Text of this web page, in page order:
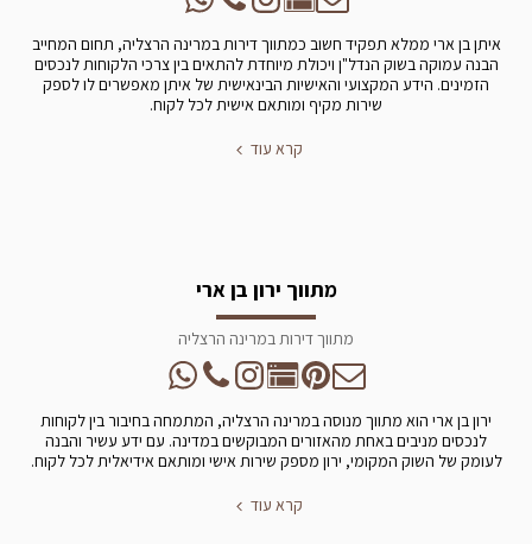
איתן בן ארי ממלא תפקיד חשוב כמתווך דירות במרינה הרצליה, תחום המחייב
הבנה עמוקה בשוק הנדל"ן ויכולת מיוחדת להתאים בין צרכי הלקוחות לנכסים
הזמינים. הידע המקצועי והאישיות הבינאישית של איתן מאפשרים לו לספק
שירות מקיף ומותאם אישית לכל לקוח.
קרא עוד
מתווך ירון בן ארי
מתווך דירות במרינה הרצליה
ירון בן ארי הוא מתווך מנוסה במרינה הרצליה, המתמחה בחיבור בין לקוחות
לנכסים מניבים באחת מהאזורים המבוקשים במדינה. עם ידע עשיר והבנה
לעומק של השוק המקומי, ירון מספק שירות אישי ומותאם אידיאלית לכל לקוח.
קרא עוד